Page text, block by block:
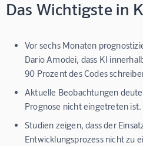
Das Wichtigste in
Vor sechs Monaten
Dario Amodei, dass KI
90 Prozent des Codes
Aktuelle Beobachtungen
Prognose nicht eingetreten ist.
Studien zeigen, dass der
Entwicklungsprozess nicht zu